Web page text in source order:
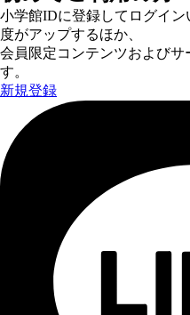
小学館IDに登録してログイ
度がアップするほか、
会員限定コンテンツおよびサ
す。
新規登録